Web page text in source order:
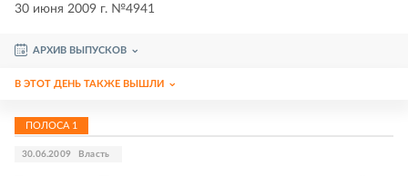
30 июня 2009 г. №4941
АРХИВ ВЫПУСКОВ
В ЭТОТ ДЕНЬ ТАКЖЕ ВЫШЛИ
ПОЛОСА 1
30.06.2009 Власть